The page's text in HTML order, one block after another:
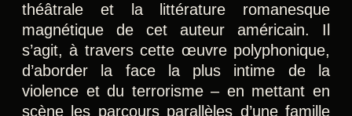
théâtrale et la littérature romanesque
magnétique de cet auteur américain. Il
s’agit, à travers cette œuvre polyphonique,
d’aborder la face la plus intime de la
violence et du terrorisme – en mettant en
scène les parcours parallèles d’une famille